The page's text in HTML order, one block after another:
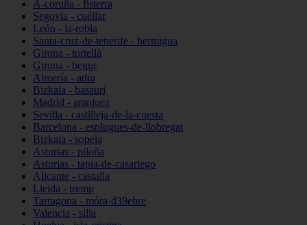
A-coruña - fisterra
Segovia - cuéllar
León - la-robla
Santa-cruz-de-tenerife - hermigua
Girona - tortellà
Girona - begur
Almería - adra
Bizkaia - basauri
Madrid - aranjuez
Sevilla - castilleja-de-la-cuesta
Barcelona - esplugues-de-llobregat
Bizkaia - sopela
Asturias - piloña
Asturias - tapia-de-casariego
Alicante - castalla
Lleida - tremp
Tarragona - móra-d39ebre
Valencia - silla